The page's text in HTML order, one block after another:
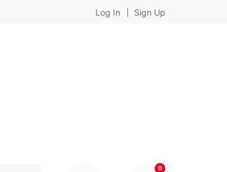
Log In Sign Up
0